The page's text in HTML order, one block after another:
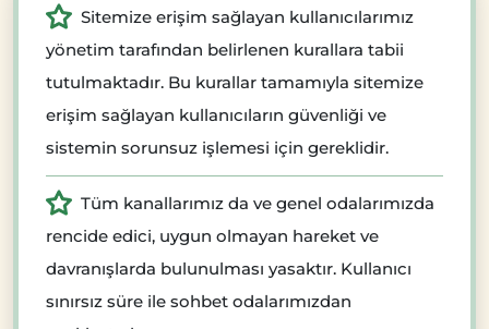
Sitemize erişim sağlayan kullanıcılarımız
yönetim tarafından belirlenen kurallara tabii
tutulmaktadır. Bu kurallar tamamıyla sitemize
erişim sağlayan kullanıcıların güvenliği ve
sistemin sorunsuz işlemesi için gereklidir.
Tüm kanallarımız da ve genel odalarımızda
rencide edici, uygun olmayan hareket ve
davranışlarda bulunulması yasaktır. Kullanıcı
sınırsız süre ile sohbet odalarımızdan